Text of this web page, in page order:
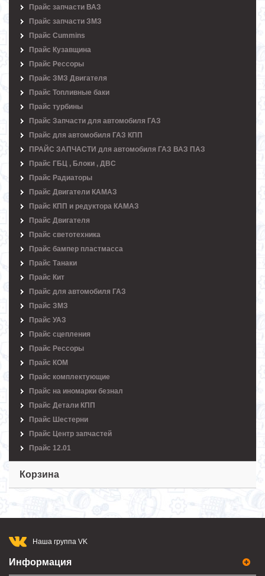
Прайс запчасти ВАЗ
Прайс запчасти ЗМЗ
Прайс Cummins
Прайс Кузавщина
Прайс Рессоры
Прайс ЗМЗ Двигателя
Прайс Топливные баки
Прайс турбины
Прайс Запчасти для автомобиля ГАЗ
Прайс для автомобиля ГАЗ КПП
ПРАЙС ЗАПЧАСТИ для автомобиля ГАЗ ВАЗ ПАЗ
Прайс ГБЦ , Блоки , ДВС
Прайс Радиаторы
Прайс Двигатели КАМАЗ
Прайс КПП и редуктора КАМАЗ
Прайс Двигателя
Прайс светотехника
Прайс бампер пластмасса
Прайс Танаки
Прайс Кит
Прайс для автомобиля ГАЗ
Прайс ЗМЗ
Прайс УАЗ
Прайс сцепления
Прайс Рессоры
Прайс КОМ
Прайс комплектующие
Прайс на иномарки безнал
Прайс Детали КПП
Прайс Шестерни
Прайс Центр запчастей
Прайс 12.01
Корзина
Наша группа VK
Информация